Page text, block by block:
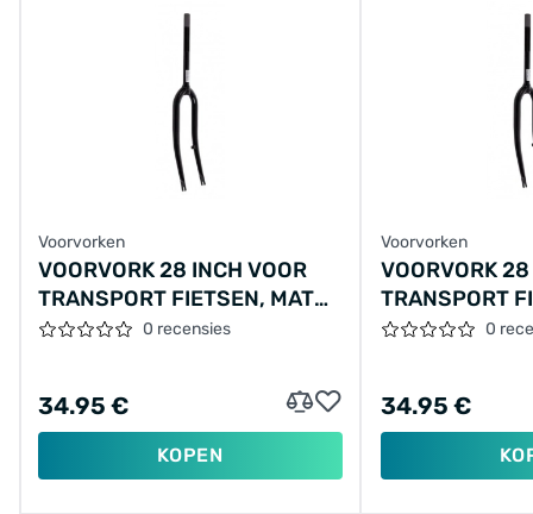
Voorvorken
VOORVORK 28 INCH VOOR
TRANSPORT FIETSEN, MAT
ZWART MET REMNOK. 1 1/8
0 recensies
34.95 €
KOPEN
Voorvorken
VOORVORK
TRANSPORT
MET
0
34.95 €